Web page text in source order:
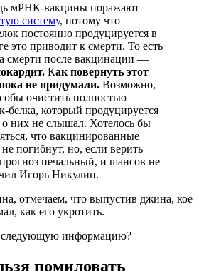
мРНК-вакцины поражают
систему, потому что
постоянно продуцируется в
это приводит к смерти. То есть
смерти после вакцинации —
Как повернуть этот
не придумали. Возможно,
очистить полностью
белка, который продуцируется
о них не слышал. Хотелось бы
что вакцинированные
погибнут, но, если верить
печальный, и шансов не
Игорь Никулин.
отмечаем, что выпустив джина, кое
как его укротить.
следующую информацию?
помиловать